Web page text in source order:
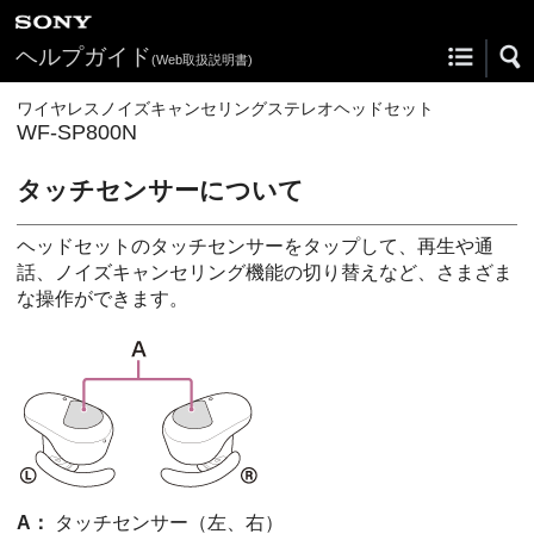
ヘルプガイド(Web取扱説明書)
ワイヤレスノイズキャンセリングステレオヘッドセット
WF-SP800N
タッチセンサーについて
ヘッドセットのタッチセンサーをタップして、再生や通
話、ノイズキャンセリング機能の切り替えなど、さまざま
な操作ができます。
A： タッチセンサー（左、右）